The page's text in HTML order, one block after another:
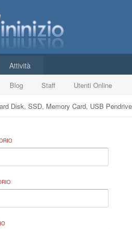
Blog Staff Utenti Online
Attività
Disk, SSD, Memory Card, USB Pendrive